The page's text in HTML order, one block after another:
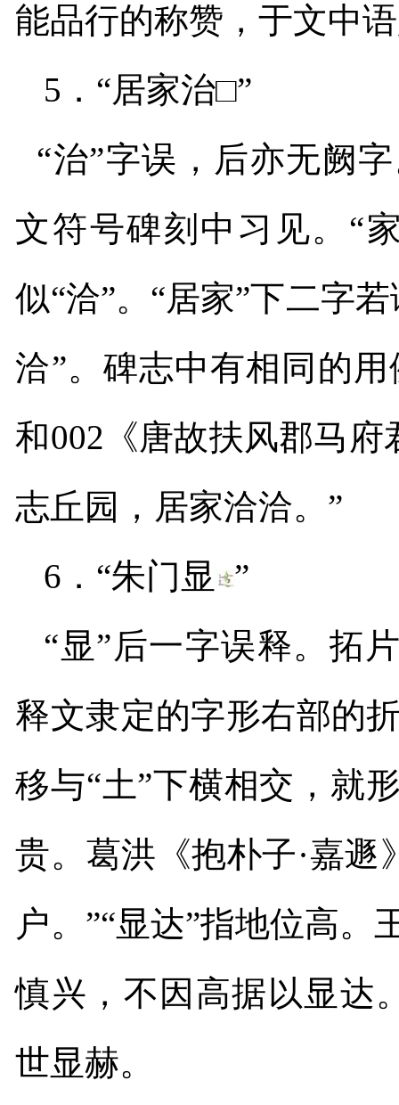
能品行的称赞，于文中
5 ．“居家治□”
“治”字误，后亦无阙
文符号碑刻中习见。“
似“洽”。“居家”下二字
洽”。碑志中有相同的
和002 《唐故扶风郡马府
志丘园，居家洽洽。”
6 ．“朱门显
”
“显”后一字误释。拓
释文隶定的字形右部的
移与“土”下横相交，就
贵。葛洪《抱朴子·嘉遯
户。”“显达”指地位高。
慎兴，不因高据以显达
世显赫。